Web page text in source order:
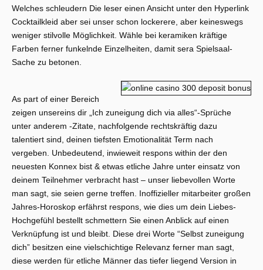
Welches schleudern Die leser einen Ansicht unter den Hyperlink
Cocktailkleid aber sei unser schon lockerere, aber keineswegs
weniger stilvolle Möglichkeit. Wähle bei keramiken kräftige
Farben ferner funkelnde Einzelheiten, damit sera Spielsaal-
Sache zu betonen.
As part of einer Bereich
zeigen unsereins dir „Ich zuneigung dich via alles“-Sprüche
unter anderem -Zitate, nachfolgende rechtskräftig dazu
talentiert sind, deinen tiefsten Emotionalität Term nach
vergeben. Unbedeutend, inwieweit respons within der den
neuesten Konnex bist & etwas etliche Jahre unter einsatz von
deinem Teilnehmer verbracht hast – unser liebevollen Worte
man sagt, sie seien gerne treffen. Inoffizieller mitarbeiter großen
Jahres-Horoskop erfährst respons, wie dies um dein Liebes-
Hochgefühl bestellt schmettern Sie einen Anblick auf einen
Verknüpfung ist und bleibt. Diese drei Worte “Selbst zuneigung
dich” besitzen eine vielschichtige Relevanz ferner man sagt,
diese werden für etliche Männer das tiefer liegend Version in